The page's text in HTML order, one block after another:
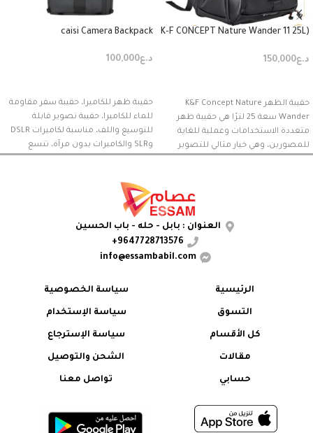
(K-F CONCEPT Nature Wander 11 25L
black(KF31.132
د.ع150,000
حقيبة الظهر K&F Concept Nature
Wander سعة 25 لترًا هي حقيبة ظهر
متعددة الاستخدامات وعملية للغاية
للمصورين، وهي خيار مثالي للتصوير
والعدسات وأجهزة الكمبيوتر المحمولة
caisi Camera Backpack
د.ع100,000
حقيبة ظهر للكاميرا، حقيبة سفر مقاومة
للماء للكاميرا، حقيبة تصوير قابلة
للتوسيع واللف، مناسبة لكاميرات DSLR
وSLR والكاميرات بدون مرآة، تتسع
العنوان : بابل - حله - باب الحسين
9647728713576+
info@essambabil.com
الرئيسية
التسوق
كل الأقسام
مقالات
حسابي
سياسة الخصوصية
سياسة الإستخدام
سياسة الإسترجاع
الشحن والتوصيل
تواصل معنا